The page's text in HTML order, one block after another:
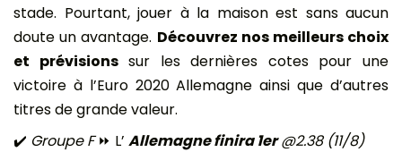
stade. Pourtant, jouer à la maison est sans aucun
doute un avantage. Découvrez nos meilleurs choix
et prévisionssur les dernières cotes pour une
victoire à l’Euro 2020 Allemagne ainsi que d’autres
titres de grande valeur.
✔️ Groupe F⏩ L’ Allemagne finira 1er@2.38 (11/8)